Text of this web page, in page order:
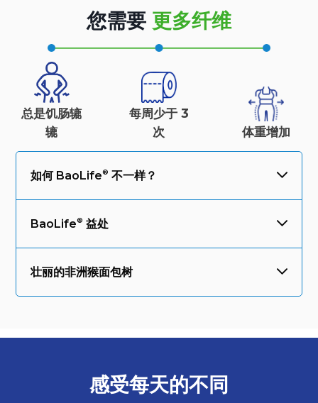
您需要 更多纤维
总是饥肠辘
辘
每周少于 3
次
体重增加
如何 BaoLife 不一样？
BaoLife 益处
壮丽的非洲猴面包树
感受每天的不同